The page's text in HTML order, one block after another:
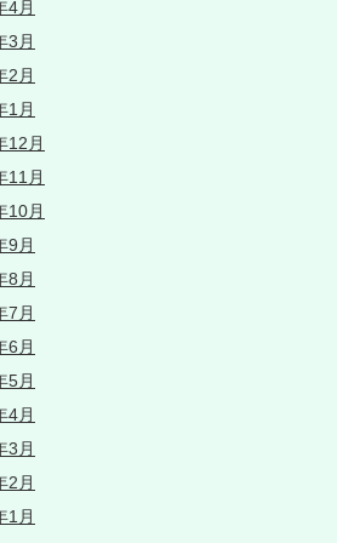
4月
3月
2月
1月
12月
11月
10月
9月
8月
7月
6月
5月
4月
3月
2月
1月